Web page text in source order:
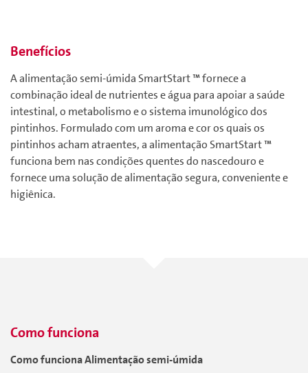
Benefícios
A alimentação semi-úmida SmartStart ™ fornece a
combinação ideal de nutrientes e água para apoiar a saúde
intestinal, o metabolismo e o sistema imunológico dos
pintinhos. Formulado com um aroma e cor os quais os
pintinhos acham atraentes, a alimentação SmartStart ™
funciona bem nas condições quentes do nascedouro e
fornece uma solução de alimentação segura, conveniente e
higiênica.
Como funciona
Como funciona Alimentação semi-úmida